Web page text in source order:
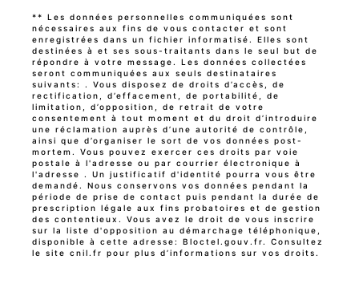
** Les données personnelles communiquées sont
nécessaires aux fins de vous contacter et sont
enregistrées dans un fichier informatisé. Elles sont
destinées à et ses sous-traitants dans le seul but de
répondre à votre message. Les données collectées
seront communiquées aux seuls destinataires
suivants: . Vous disposez de droits d’accès, de
rectification, d’effacement, de portabilité, de
limitation, d’opposition, de retrait de votre
consentement à tout moment et du droit d’introduire
une réclamation auprès d’une autorité de contrôle,
ainsi que d’organiser le sort de vos données post-
mortem. Vous pouvez exercer ces droits par voie
postale à l'adresse ou par courrier électronique à
l'adresse . Un justificatif d'identité pourra vous être
demandé. Nous conservons vos données pendant la
période de prise de contact puis pendant la durée de
prescription légale aux fins probatoires et de gestion
des contentieux. Vous avez le droit de vous inscrire
sur la liste d'opposition au démarchage téléphonique,
disponible à cette adresse: Bloctel.gouv.fr. Consultez
le site cnil.fr pour plus d’informations sur vos droits.